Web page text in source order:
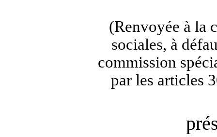
(Renvoyée à la
sociales, à
commission
par les articles